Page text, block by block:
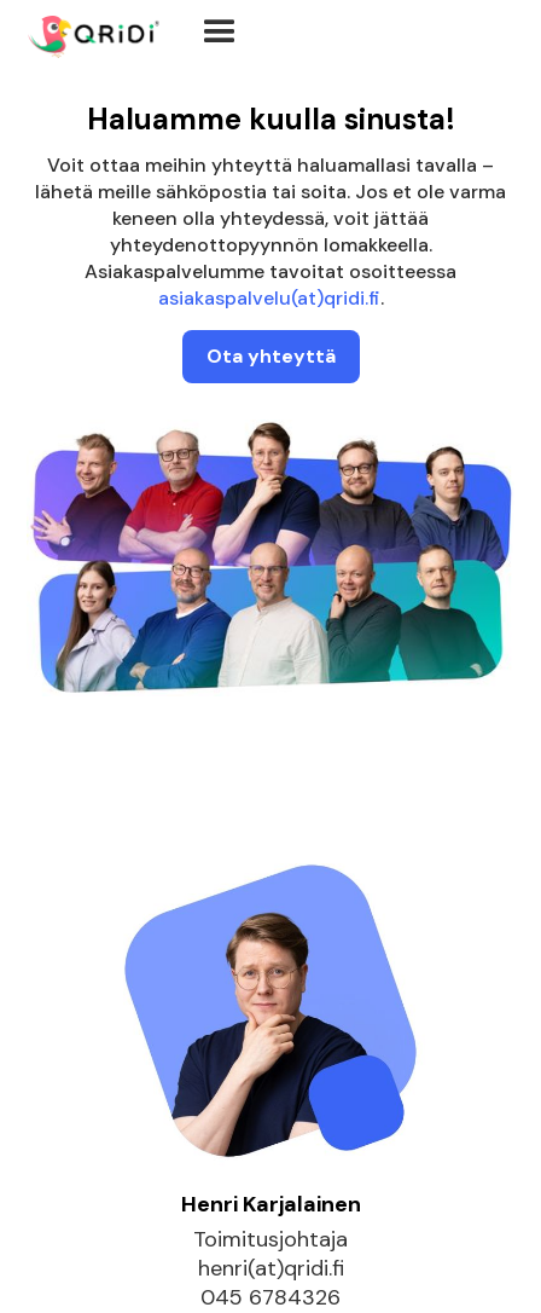
Haluamme kuulla sinusta!
Voit ottaa meihin yhteyttä haluamallasi tavalla –
lähetä meille sähköpostia tai soita. Jos et ole varma
keneen olla yhteydessä, voit jättää
yhteydenottopyynnön lomakkeella.
Asiakaspalvelumme tavoitat osoitteessa
asiakaspalvelu(at)qridi.fi.
Ota yhteyttä
Henri Karjalainen
Toimitusjohtaja
henri(at)qridi.fi
045 6784326